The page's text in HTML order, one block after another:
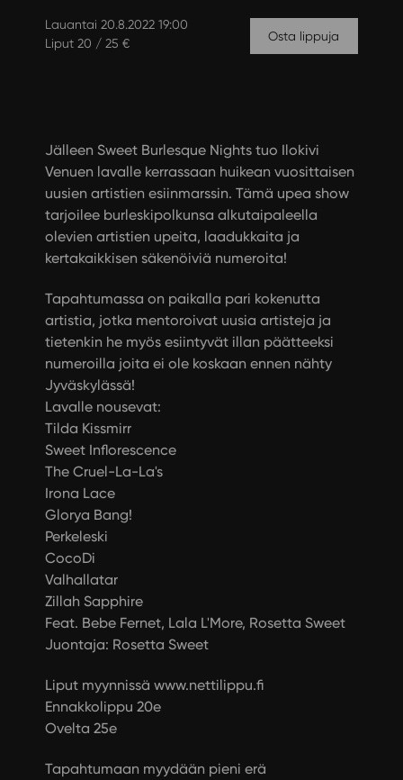
Lauantai 20.8.2022 19:00
Liput 20 / 25 €
Osta lippuja
Jälleen Sweet Burlesque Nights tuo Ilokivi
Venuen lavalle kerrassaan huikean vuosittaisen
uusien artistien esiinmarssin. Tämä upea show
tarjoilee burleskipolkunsa alkutaipaleella
olevien artistien upeita, laadukkaita ja
kertakaikkisen säkenöiviä numeroita!
Tapahtumassa on paikalla pari kokenutta
artistia, jotka mentoroivat uusia artisteja ja
tietenkin he myös esiintyvät illan päätteeksi
numeroilla joita ei ole koskaan ennen nähty
Jyväskylässä!
Lavalle nousevat:
Tilda Kissmirr
Sweet Inflorescence
The Cruel-La-La's
Irona Lace
Glorya Bang!
Perkeleski
CocoDi
Valhallatar
Zillah Sapphire
Feat. Bebe Fernet, Lala L'More, Rosetta Sweet
Juontaja: Rosetta Sweet
Liput myynnissä www.nettilippu.fi
Ennakkolippu 20e
Ovelta 25e
Tapahtumaan myydään pieni erä